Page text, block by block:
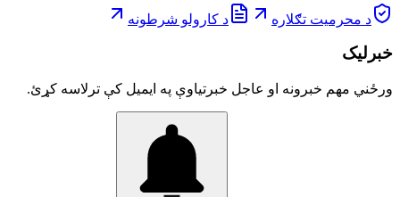
د محرمیت تګلاره د کارولو شرطونه
خبرلیک
ورځني مهم خبرونه او عاجل خبرتیاوې په ایمیل کې ترلاسه کړئ.